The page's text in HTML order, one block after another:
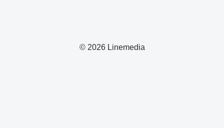
© 2026 Linemedia